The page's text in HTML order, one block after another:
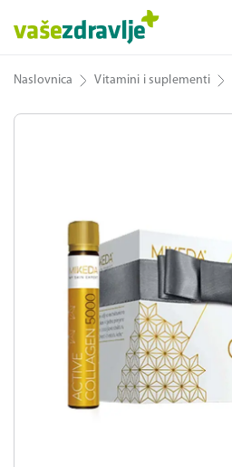
Naslovnica Vitamini i suplementi